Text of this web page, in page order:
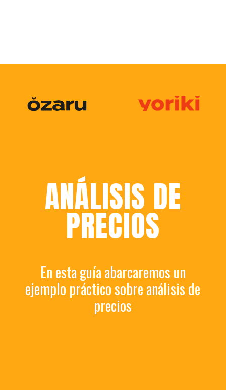
ANÁLISIS DE
PRECIOS
En esta guía abarcaremos un
ejemplo práctico sobre análisis de
precios